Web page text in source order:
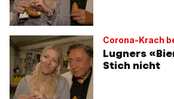
Corona-Krach
Lugners
Stich nicht